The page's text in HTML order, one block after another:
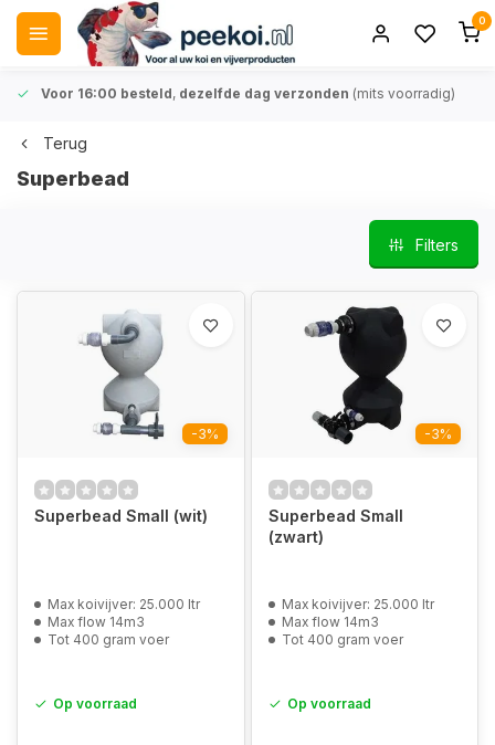
0
Voor 16:00 besteld, dezelfde dag verzonden (mits voorradig)
Terug
Superbead
Filters
-3%
Superbead Small (wit)
Max koivijver: 25.000 ltr
Max flow 14m3
Tot 400 gram voer
Op voorraad
-3%
Superbead Small
(zwart)
Max koivijver: 25.000 ltr
Max flow 14m3
Tot 400 gram voer
Op voorraad